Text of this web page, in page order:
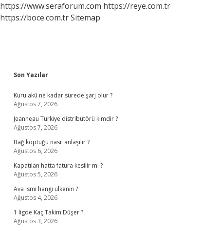
Kişi
Mi
https://www.seraforum.com https://reye.com.tr
https://boce.com.trSitemap
Sidebar
Son Yazılar
Kuru akü ne kadar sürede şarj olur ?
Ağustos 7, 2026
Jeanneau Türkiye distribütörü kimdir ?
Ağustos 7, 2026
Bağ koptuğu nasıl anlaşılır ?
Ağustos 6, 2026
Kapatılan hatta fatura kesilir mi ?
Ağustos 5, 2026
Ava ismi hangi ülkenin ?
Ağustos 4, 2026
1 ligde Kaç Takim Düşer ?
Ağustos 3, 2026